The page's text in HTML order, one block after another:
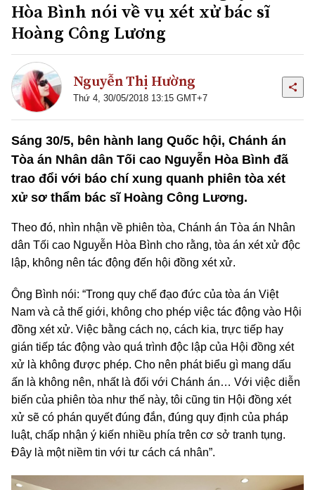
Hòa Bình nói về vụ xét xử bác sĩ
Hoàng Công Lương
Nguyễn Thị Hường
Thứ 4, 30/05/2018 13:15 GMT+7
Sáng 30/5, bên hành lang Quốc hội, Chánh án
Tòa án Nhân dân Tối cao Nguyễn Hòa Bình đã
trao đổi với báo chí xung quanh phiên tòa xét
xử sơ thẩm bác sĩ Hoàng Công Lương.
Theo đó, nhìn nhận về phiên tòa, Chánh án Tòa án Nhân
dân Tối cao Nguyễn Hòa Bình cho rằng, tòa án xét xử độc
lập, không nên tác động đến hội đồng xét xử.
Ông Bình nói: “Trong quy chế đạo đức của tòa án Việt
Nam và cả thế giới, không cho phép việc tác động vào Hội
đồng xét xử. Việc bằng cách nọ, cách kia, trực tiếp hay
gián tiếp tác động vào quá trình độc lập của Hội đồng xét
xử là không được phép. Cho nên phát biểu gì mang dấu
ấn là không nên, nhất là đối với Chánh án… Với việc diễn
biến của phiên tòa như thế này, tôi cũng tin Hội đồng xét
xử sẽ có phán quyết đúng đắn, đúng quy định của pháp
luật, chấp nhận ý kiến nhiều phía trên cơ sở tranh tụng.
Đây là một niềm tin với tư cách cá nhân”.